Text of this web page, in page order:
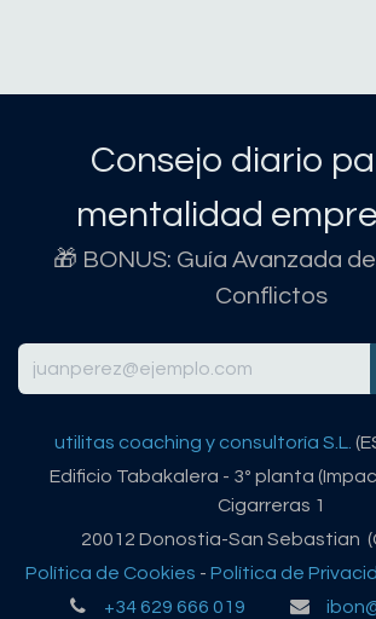
Consejo diario
mentalidad
🎁 BONUS: Guía Avanzada
Conflictos
utilitas coaching y consultoría S.L.
Edificio Tabakalera - 3º planta
Cigarreras 1
20012 Donostia-San Sebastian
Política de Cookies - Política de
+34 629 666 019